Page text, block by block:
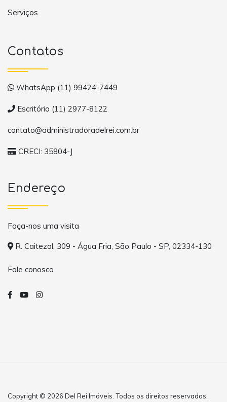
Serviços
Contatos
WhatsApp (11) 99424-7449
Escritório (11) 2977-8122
contato@administradoradelrei.com.br
CRECI: 35804-J
Endereço
Faça-nos uma visita
R. Caitezal, 309 - Água Fria, São Paulo - SP, 02334-130
Fale conosco
Copyright © 2026 Del Rei Imóveis. Todos os direitos reservados.